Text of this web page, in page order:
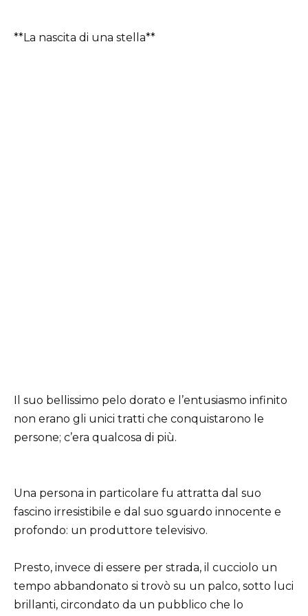
**La nascita di una stella**
Il suo bellissimo pelo dorato e l’entusiasmo infinito
non erano gli unici tratti che conquistarono le
persone; c’era qualcosa di più.
Una persona in particolare fu attratta dal suo
fascino irresistibile e dal suo sguardo innocente e
profondo: un produttore televisivo.
Presto, invece di essere per strada, il cucciolo un
tempo abbandonato si trovò su un palco, sotto luci
brillanti, circondato da un pubblico che lo